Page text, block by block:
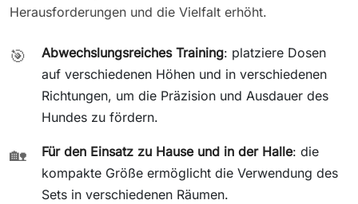
Herausforderungen und die Vielfalt erhöht.
🎯 Abwechslungsreiches Training: platziere Dosen
auf verschiedenen Höhen und in verschiedenen
Richtungen, um die Präzision und Ausdauer des
Hundes zu fördern.
🏡 Für den Einsatz zu Hause und in der Halle: die
kompakte Größe ermöglicht die Verwendung des
Sets in verschiedenen Räumen.